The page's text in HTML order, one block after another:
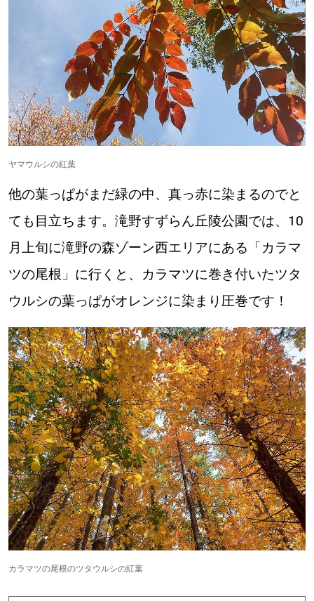
ヤマウルシの紅葉
他の葉っぱがまだ緑の中、真っ赤に染まるのでと
ても目立ちます。滝野すずらん丘陵公園では、10
月上旬に滝野の森ゾーン西エリアにある「カラマ
ツの尾根」に行くと、カラマツに巻き付いたツタ
ウルシの葉っぱがオレンジに染まり圧巻です！
カラマツの尾根のツタウルシの紅葉